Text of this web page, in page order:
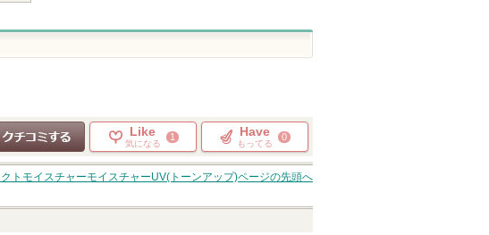
クチコミする
Like
気になる
1 Have
もってる
0
トモイスチャーモイスチャーUV(トーンアップ)ページの先頭へ